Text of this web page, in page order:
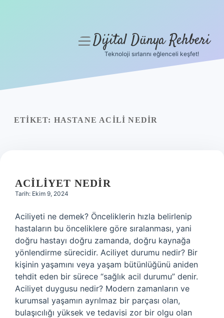
Yasal Uyarı
menüyüDijital Dünya Rehberi
Teknoloji sırlarını eğlenceli keşfet!
ETIKET: HASTANE ACILI NEDIR
ACILIYET NEDIR
Tarih: Ekim 9, 2024
Aciliyeti ne demek? Önceliklerin hızla belirlenip
hastaların bu önceliklere göre sıralanması, yani
doğru hastayı doğru zamanda, doğru kaynağa
yönlendirme sürecidir. Aciliyet durumu nedir? Bir
kişinin yaşamını veya yaşam bütünlüğünü aniden
tehdit eden bir sürece “sağlık acil durumu” denir.
Aciliyet duygusu nedir? Modern zamanların ve
kurumsal yaşamın ayrılmaz bir parçası olan,
bulaşıcılığı yüksek ve tedavisi zor bir olgu olan